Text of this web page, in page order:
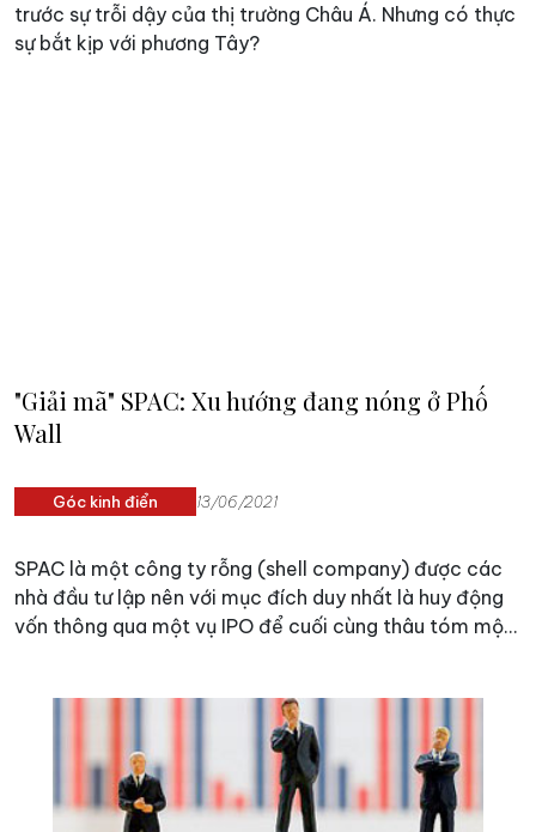
trước sự trỗi dậy của thị trường Châu Á. Nhưng có thực
sự bắt kịp với phương Tây?
"Giải mã" SPAC: Xu hướng đang nóng ở Phố
Wall
Góc kinh điển 13/06/2021
SPAC là một công ty rỗng (shell company) được các
nhà đầu tư lập nên với mục đích duy nhất là huy động
vốn thông qua một vụ IPO để cuối cùng thâu tóm một